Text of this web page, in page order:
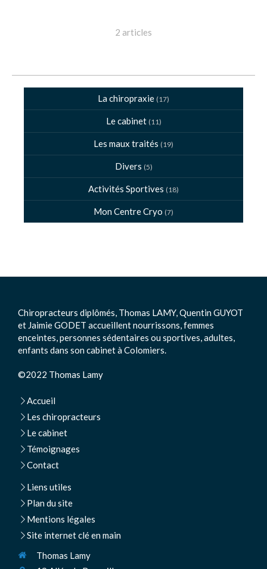
2 articles
La chiropraxie (17)
Le cabinet (11)
Les maux traités (19)
Divers (5)
Activités Sportives (18)
Mon Centre Cryo (7)
Chiropracteurs diplômés, Thomas LAMY, Quentin GUYOT
et Jaimie GODET accueillent nourrissons, femmes
enceintes, personnes sédentaires ou sportives, adultes,
enfants dans son cabinet à Colomiers.
©2022 Thomas Lamy
Accueil
Les chiropracteurs
Le cabinet
Témoignages
Contact
Liens utiles
Plan du site
Mentions légales
Site internet clé en main
Thomas Lamy